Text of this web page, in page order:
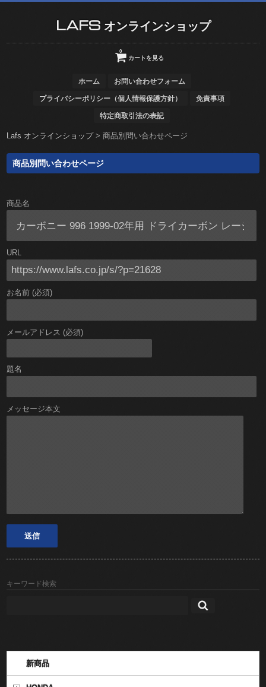
LAFS オンラインショップ
カートを見る
0
ホーム お問い合わせフォーム
プライバシーポリシー（個人情報保護方針） 免責事項
特定商取引法の表記
Lafs オンラインショップ>商品別問い合わせページ
商品別問い合わせページ
商品名
URL
お名前 (必須)
メールアドレス (必須)
題名
メッセージ本文
キーワード検索
新商品